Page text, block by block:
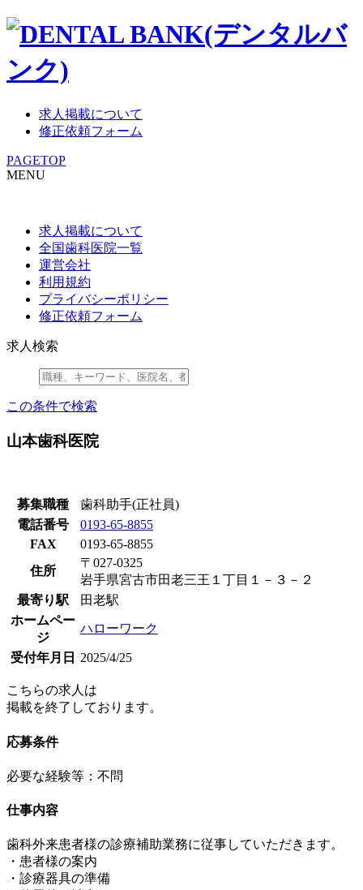
求人掲載について
修正依頼フォーム
PAGETOP
MENU
求人掲載について
全国歯科医院一覧
運営会社
利用規約
プライバシーポリシー
修正依頼フォーム
求人検索
この条件で検索
山本歯科医院
募集職種
歯科助手(正社員)
電話番号
0193-65-8855
FAX
0193-65-8855
住所
〒027-0325
岩手県宮古市田老三王１丁目１－３－２
最寄り駅
田老駅
ホームペー
ジ
ハローワーク
受付年月日 2025/4/25
こちらの求人は
掲載を終了しております。
応募条件
必要な経験等：不問
仕事内容
歯科外来患者様の診療補助業務に従事していただきます。
・患者様の案内
・診療器具の準備